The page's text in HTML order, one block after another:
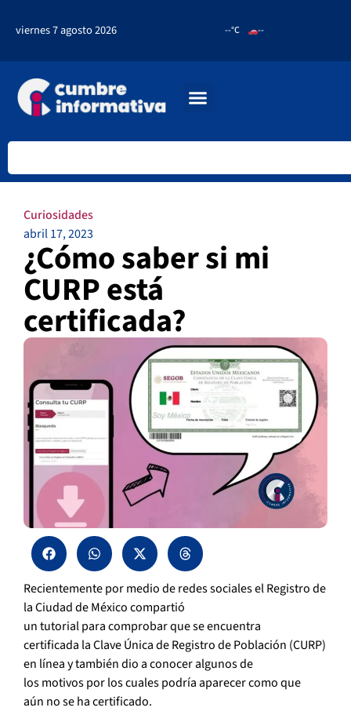
viernes 7 agosto 2026 --°C --
Curiosidades
abril 17, 2023
¿Cómo saber si mi
CURP está
certificada?
Recientemente por medio de redes sociales el Registro de
la Ciudad de México compartió
un tutorial para comprobar que se encuentra
certificada la Clave Única de Registro de Población (CURP)
en línea y también dio a conocer algunos de
los motivos por los cuales podría aparecer como que
aún no se ha certificado.